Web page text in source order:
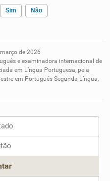
Sim Não
me ajudou
de 2026
e examinadora internacional de
em Língua Portuguesa, pela
em Português Segunda Língua,